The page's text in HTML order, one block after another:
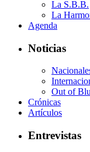
La S.B.B.
La
Agenda
Noticias
Out of
Crónicas
Artículos
Entrevistas